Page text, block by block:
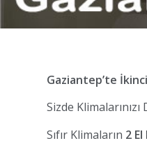
Gaziantep’te İkinci
Sizde
Sıfır Klimaların 2